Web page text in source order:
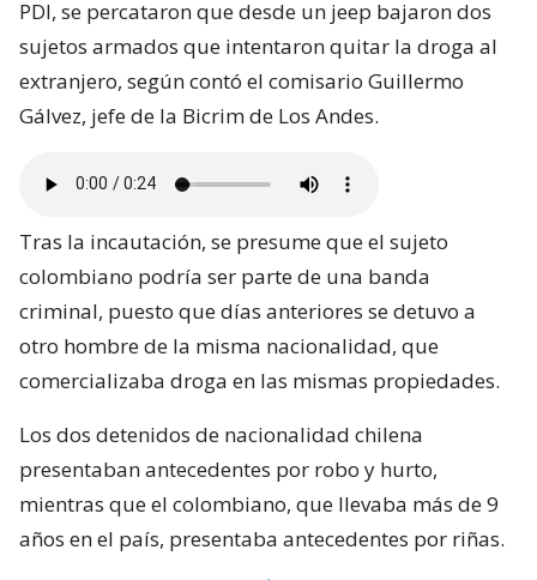
PDI, se percataron que desde un jeep bajaron dos
sujetos armados que intentaron quitar la droga al
extranjero, según contó el comisario Guillermo
Gálvez, jefe de la Bicrim de Los Andes.
Tras la incautación, se presume que el sujeto
colombiano podría ser parte de una banda
criminal, puesto que días anteriores se detuvo a
otro hombre de la misma nacionalidad, que
comercializaba droga en las mismas propiedades.
Los dos detenidos de nacionalidad chilena
presentaban antecedentes por robo y hurto,
mientras que el colombiano, que llevaba más de 9
años en el país, presentaba antecedentes por riñas.